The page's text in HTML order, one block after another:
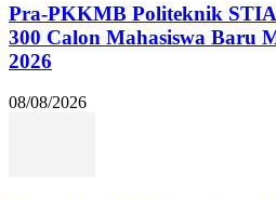
Pra-PKKMB Politeknik
300 Calon Mahasiswa Baru
2026
08/08/2026